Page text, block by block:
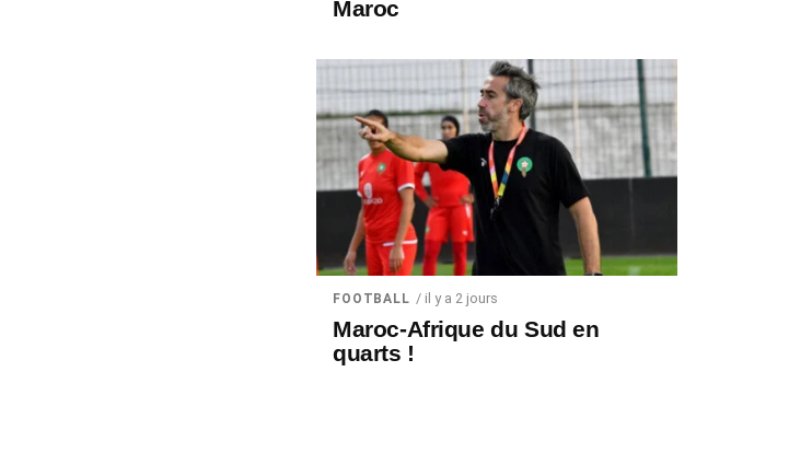
Maroc
FOOTBALL / il y a 2 jours
Maroc-Afrique du Sud en
quarts !